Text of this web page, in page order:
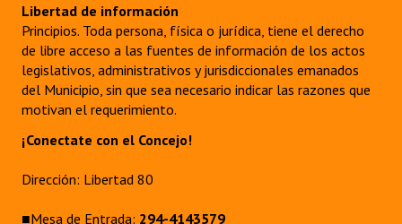
Libertad de información
Principios. Toda persona, física o jurídica, tiene el derecho
de libre acceso a las fuentes de información de los actos
legislativos, administrativos y jurisdiccionales emanados
del Municipio, sin que sea necesario indicar las razones que
motivan el requerimiento.
¡Conectate con el Concejo!
Dirección: Libertad 80
■Mesa de Entrada: 294-4143579